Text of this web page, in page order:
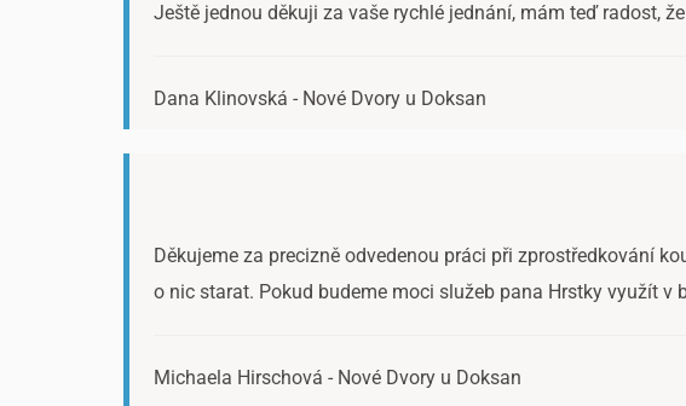
Ještě jednou děkuji za vaše rychlé jednání, mám teď radost,
Dana Klinovská - Nové Dvory u Doksan
Děkujeme za precizně odvedenou práci při zprostředkování
o nic starat. Pokud budeme moci služeb pana Hrstky využít v
Michaela Hirschová - Nové Dvory u Doksan